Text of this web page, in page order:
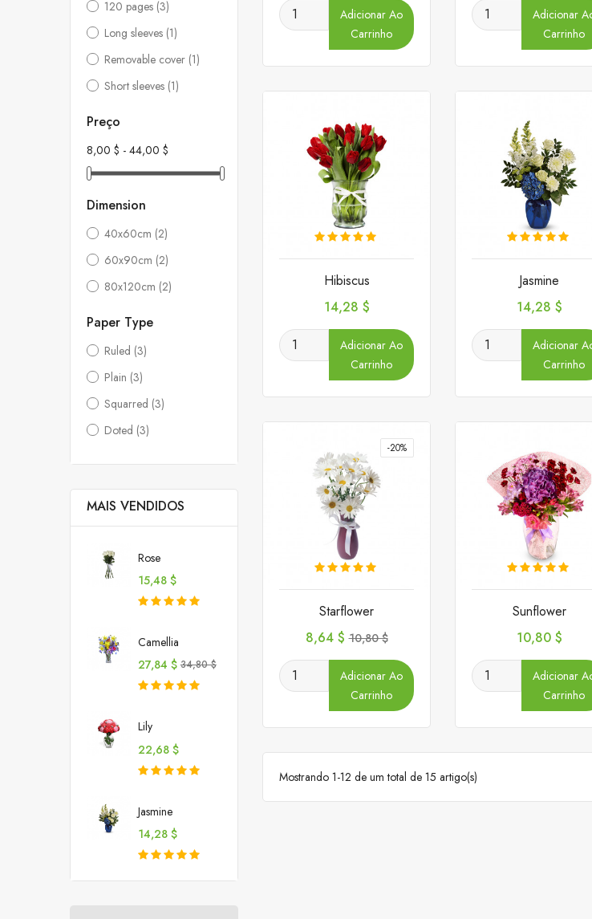
120 pages (3)
Long sleeves (1)
Removable cover (1)
Short sleeves (1)
Preço
8,00 $ - 44,00 $
Dimension
40x60cm (2)
60x90cm (2)
80x120cm (2)
Paper Type
Ruled (3)
Plain (3)
Squarred (3)
Doted (3)
MAIS VENDIDOS
Rose
Preço
15,48 $
Camellia
Preço
27,84 $ Preço
normal
34,80 $
Lily
Preço
22,68 $
Jasmine
Preço
14,28 $
Adicionar Ao
Carrinho
Adicionar
Carrinho
Hibiscus
Preço
14,28 $
Adicionar Ao
Carrinho
Jasmine
Preço
14,28 $
Adicionar
Carrinho
-20%
Starflower
Preço
8,64 $ Preço
10,80 $
Adicionar Ao
Carrinho
Sunflower
Preço
10,80 $
Adicionar
Carrinho
Mostrando 1-12 de um total de 15 artigo(s)